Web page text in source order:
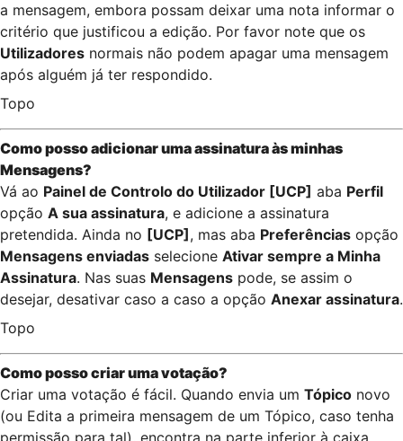
a mensagem, embora possam deixar uma nota informar o
critério que justificou a edição. Por favor note que os
Utilizadores normais não podem apagar uma mensagem
após alguém já ter respondido.
Topo
Como posso adicionar uma assinatura às minhas
Mensagens?
Vá ao Painel de Controlo do Utilizador [UCP] aba Perfil
opção A sua assinatura, e adicione a assinatura
pretendida. Ainda no [UCP] , mas aba Preferências opção
Mensagens enviadas selecione Ativar sempre a Minha
Assinatura. Nas suas Mensagens pode, se assim o
desejar, desativar caso a caso a opção Anexar assinatura.
Topo
Como posso criar uma votação?
Criar uma votação é fácil. Quando envia um Tópico novo
(ou Edita a primeira mensagem de um Tópico, caso tenha
permissão para tal), encontra na parte inferior à caixa